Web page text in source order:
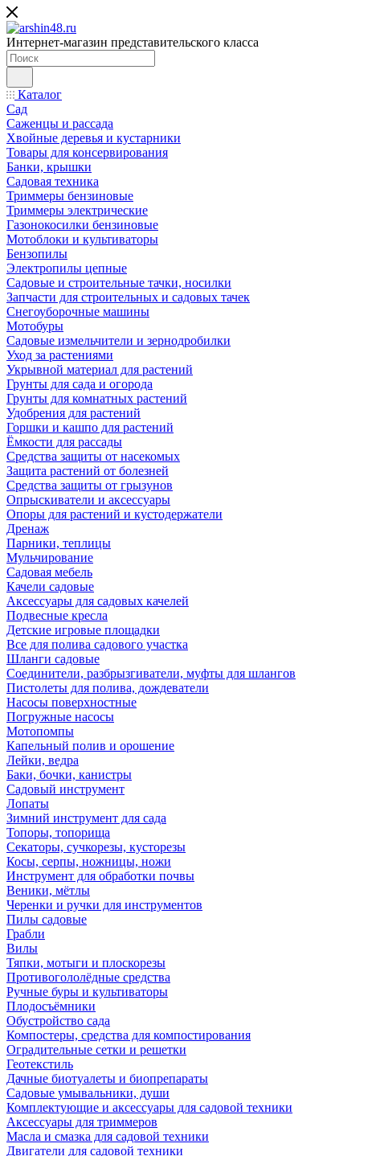
Интернет-магазин представительского класса
Каталог
Сад
Саженцы и рассада
Хвойные деревья и кустарники
Товары для консервирования
Банки, крышки
Садовая техника
Триммеры бензиновые
Триммеры электрические
Газонокосилки бензиновые
Мотоблоки и культиваторы
Бензопилы
Электропилы цепные
Садовые и строительные тачки, носилки
Запчасти для строительных и садовых тачек
Снегоуборочные машины
Мотобуры
Садовые измельчители и зернодробилки
Уход за растениями
Укрывной материал для растений
Грунты для сада и огорода
Грунты для комнатных растений
Удобрения для растений
Горшки и кашпо для растений
Ёмкости для рассады
Средства защиты от насекомых
Защита растений от болезней
Средства защиты от грызунов
Опрыскиватели и аксессуары
Опоры для растений и кустодержатели
Дренаж
Парники, теплицы
Мульчирование
Садовая мебель
Качели садовые
Аксессуары для садовых качелей
Подвесные кресла
Детские игровые площадки
Все для полива садового участка
Шланги садовые
Соединители, разбрызгиватели, муфты для шлангов
Пистолеты для полива, дождеватели
Насосы поверхностные
Погружные насосы
Мотопомпы
Капельный полив и орошение
Лейки, ведра
Баки, бочки, канистры
Садовый инструмент
Лопаты
Зимний инструмент для сада
Топоры, топорища
Секаторы, сучкорезы, кусторезы
Косы, серпы, ножницы, ножи
Инструмент для обработки почвы
Веники, мётлы
Черенки и ручки для инструментов
Пилы садовые
Грабли
Вилы
Тяпки, мотыги и плоскорезы
Противогололёдные средства
Ручные буры и культиваторы
Плодосъёмники
Обустройство сада
Компостеры, средства для компостирования
Оградительные сетки и решетки
Геотекстиль
Дачные биотуалеты и биопрепараты
Садовые умывальники, души
Комплектующие и аксессуары для садовой техники
Аксессуары для триммеров
Масла и смазка для садовой техники
Двигатели для садовой техники